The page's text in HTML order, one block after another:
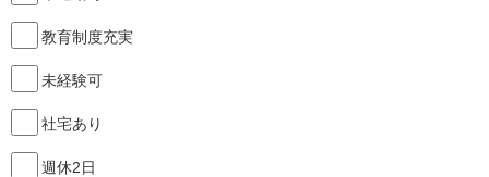
教育制度充実
未経験可
社宅あり
週休2日